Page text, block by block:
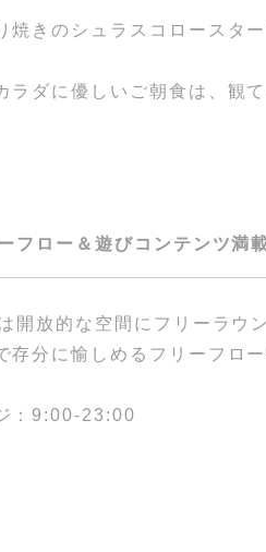
焼きのシュラスコロースタ
ラダに優しいご朝食は、観
フロー＆遊びコンテンツ満
開放的な空間にフリーラウ
存分に愉しめるフリーフロ
：9:00-23:00